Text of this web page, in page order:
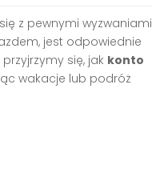
z pewnymi wyzwaniami
jest odpowiednie
się, jak konto
wakacje lub podróż